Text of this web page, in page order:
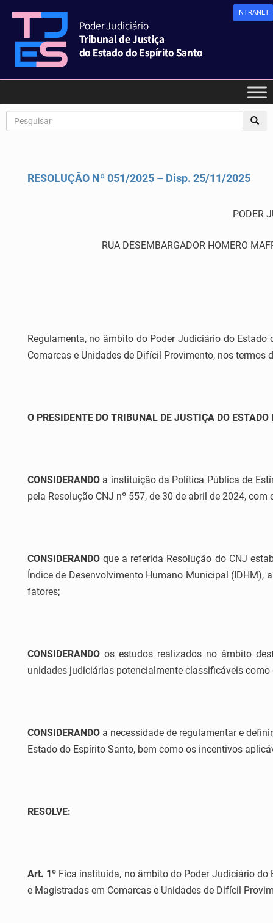
INTRANET
RESOLUÇÃO Nº 051/2025 – Disp. 25/11/2025
PODER
RUA DESEMBARGADOR HOMERO
Regulamenta, no âmbito do Poder Judiciário do
Comarcas e Unidades de Difícil Provimento, nos
O PRESIDENTE DO TRIBUNAL DE JUSTIÇA DO
CONSIDERANDOa instituição da Política Pública de
pela Resolução CNJ nº 557, de 30 de abril de 2024,
CONSIDERANDOque a referida Resolução do CNJ
Índice de Desenvolvimento Humano Municipal
fatores;
CONSIDERANDOos estudos realizados no âmbito
unidades judiciárias potencialmente classificáveis
CONSIDERANDOa necessidade de regulamentar e
Estado do Espírito Santo, bem como os incentivos
RESOLVE:
Art. 1º Fica instituída, no âmbito do Poder Judiciário do
e Magistradas em Comarcas e Unidades de Difícil